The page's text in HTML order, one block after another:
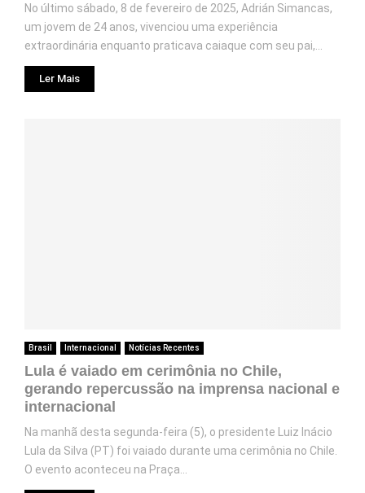
No último sábado, 8 de fevereiro de 2025, Adrián Simancas,
um jovem de 24 anos, vivenciou uma experiência
extraordinária enquanto praticava caiaque com seu pai,...
Ler Mais
Brasil Internacional Notícias Recentes
Lula é vaiado em cerimônia no Chile,
gerando repercussão na imprensa nacional e
internacional
Na manhã desta segunda-feira (5), o presidente Luiz Inácio
Lula da Silva (PT) foi vaiado durante uma cerimônia no Chile.
O evento aconteceu na Praça...